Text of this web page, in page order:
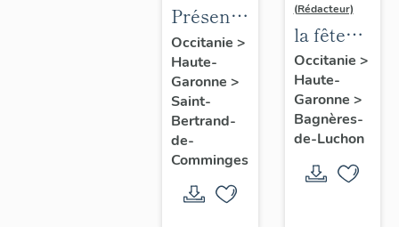
Présentation
de
l'opération
d'inventaire
du
patrimoine
de Saint-
Bertrand-
Occitanie >
Haute-
Garonne >
Saint-
Bertrand-
de-
Comminges
(Rédacteur)
la fête
des
fleurs
dans les
stations
thermales
des
Occitanie >
Haute-
Garonne >
Bagnères-
de-Luchon